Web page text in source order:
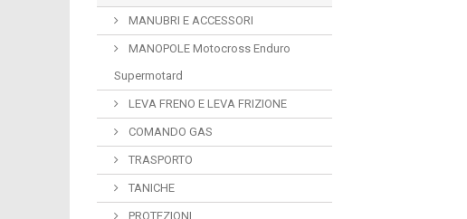
MANUBRI E ACCESSORI
MANOPOLE Motocross Enduro
Supermotard
LEVA FRENO E LEVA FRIZIONE
COMANDO GAS
TRASPORTO
TANICHE
PROTEZIONI